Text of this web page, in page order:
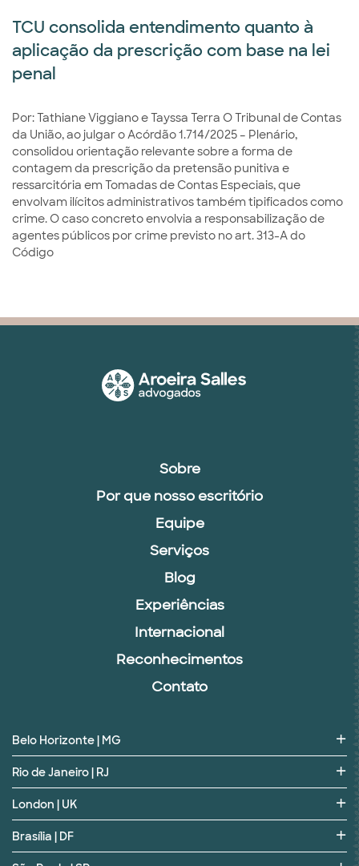
TCU consolida entendimento quanto à
aplicação da prescrição com base na lei
penal
Por: Tathiane Viggiano e Tayssa Terra O Tribunal de Contas
da União, ao julgar o Acórdão 1.714/2025 – Plenário,
consolidou orientação relevante sobre a forma de
contagem da prescrição da pretensão punitiva e
ressarcitória em Tomadas de Contas Especiais, que
envolvam ilícitos administrativos também tipificados como
crime. O caso concreto envolvia a responsabilização de
agentes públicos por crime previsto no art. 313-A do
Código
Sobre
Por que nosso escritório
Equipe
Serviços
Blog
Experiências
Internacional
Reconhecimentos
Contato
Belo Horizonte | MG
Rio de Janeiro | RJ
London | UK
Brasília | DF